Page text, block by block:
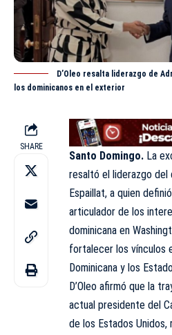
D’Oleo resalta liderazgo de
los dominicanos en el exterior
SHARE
Santo Domingo. La
resaltó el liderazgo del
Espaillat, a quien
articulador de los
dominicana en
fortalecer los vínculos
Dominicana y los
D’Oleo afirmó que la
actual presidente del
de los Estados